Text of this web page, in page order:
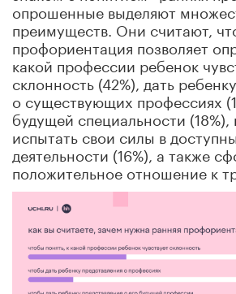
опрошенные выделяют
преимуществ. Они считают,
профориентация позволяет
какой профессии ребенок
склонность (42%), дать
о существующих профессиях
будущей специальности
испытать свои силы в
деятельности (16%), а также
положительное отношение к